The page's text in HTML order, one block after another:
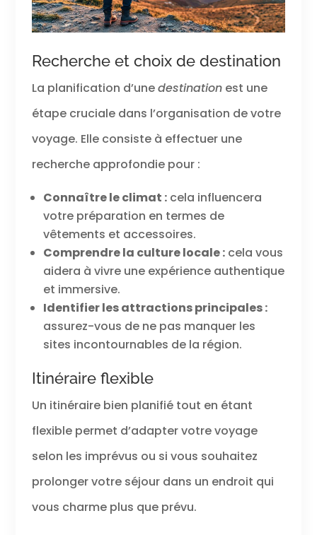
Recherche et choix de destination
La planification d’unedestinationest une
étape cruciale dans l’organisation de votre
voyage. Elle consiste à effectuer une
recherche approfondie pour :
Connaître le climat :cela influencera
votre préparation en termes de
vêtements et accessoires.
Comprendre la culture locale :cela vous
aidera à vivre une expérience authentique
et immersive.
Identifier les attractions principales :
assurez-vous de ne pas manquer les
sites incontournables de la région.
Itinéraire flexible
Un itinéraire bien planifié tout en étant
flexible permet d’adapter votre voyage
selon les imprévus ou si vous souhaitez
prolonger votre séjour dans un endroit qui
vous charme plus que prévu.